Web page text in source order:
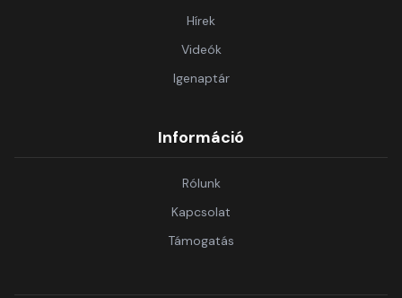
Hírek
Videók
Igenaptár
Információ
Rólunk
Kapcsolat
Támogatás